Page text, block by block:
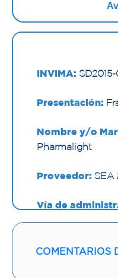
INVIMA:
Presentación:
Nombre y/o
Pharmalight
Proveedor: SEA
Vía de
COMENTARIOS